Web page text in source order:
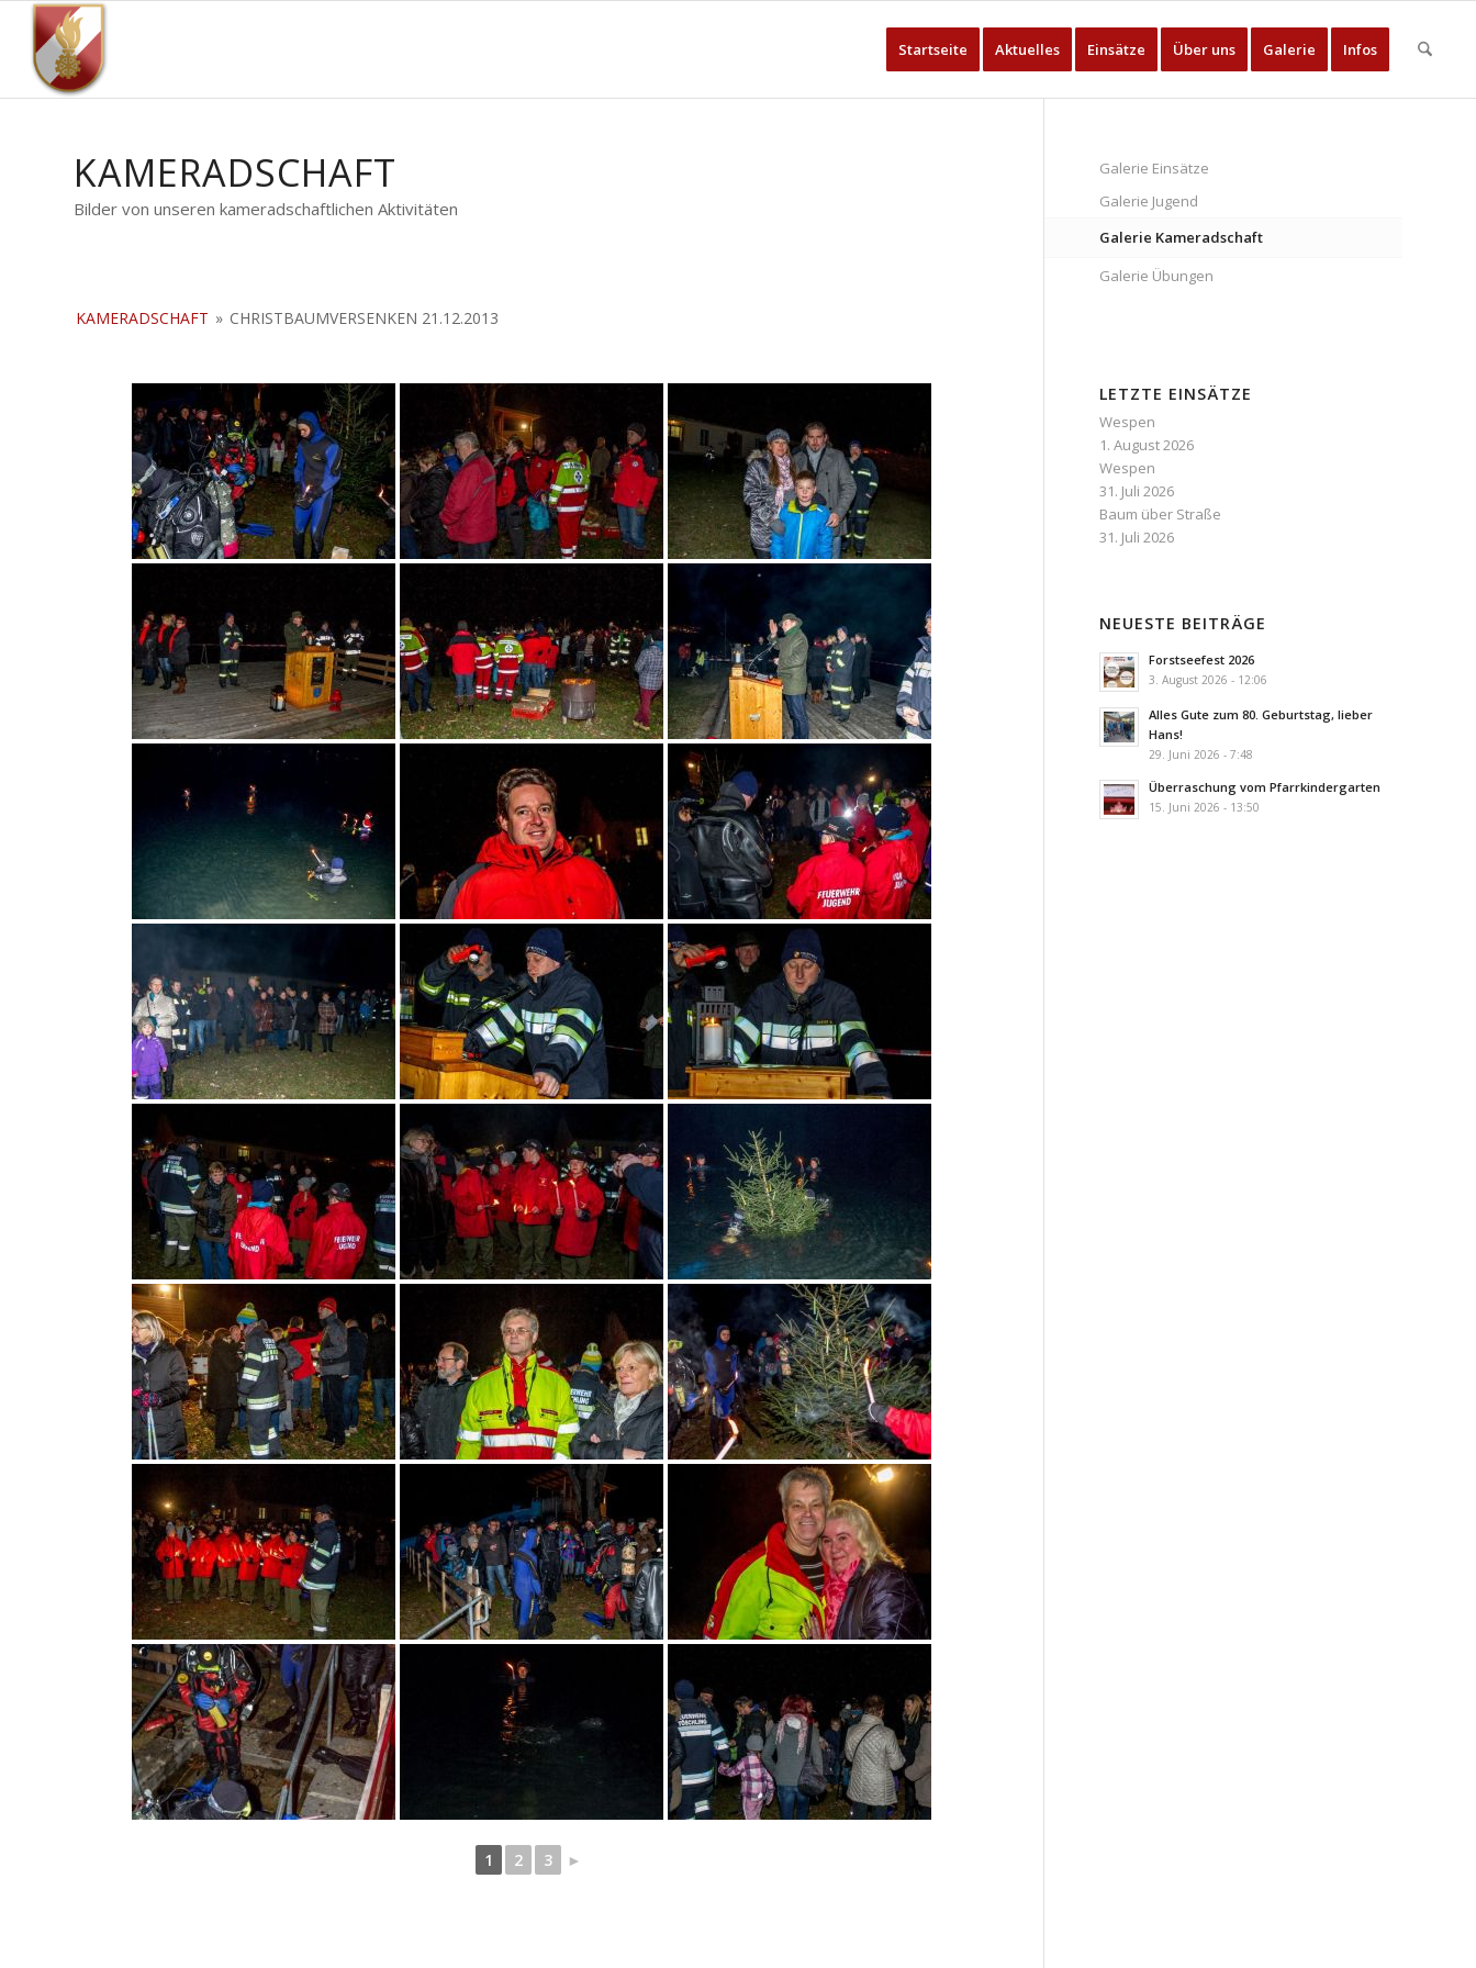
Startseite Aktuelles Einsätze Über uns Galerie Infos
KAMERADSCHAFT
Bilder von unseren kameradschaftlichen Aktivitäten
KAMERADSCHAFT » CHRISTBAUMVERSENKEN 21.12.2013
1 2 3 ►
Galerie Einsätze
Galerie Jugend
Galerie Kameradschaft
Galerie Übungen
LETZTE EINSÄTZE
Wespen
1. August 2026
Wespen
31. Juli 2026
Baum über Straße
31. Juli 2026
NEUESTE BEITRÄGE
Forstseefest 2026
3. August 2026 - 12:06
Alles Gute zum 80. Geburtstag, lieber
Hans!
29. Juni 2026 - 7:48
Überraschung vom Pfarrkindergarten
15. Juni 2026 - 13:50